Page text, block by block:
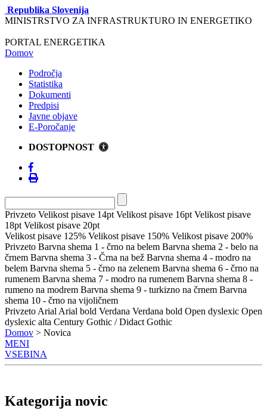
Republika Slovenija
MINISTRSTVO ZA INFRASTRUKTURO IN ENERGETIKO
PORTAL ENERGETIKA
Domov
Področja
Statistika
Dokumenti
Predpisi
Javne objave
E-Poročanje
DOSTOPNOST
Privzeto Velikost pisave 14pt Velikost pisave 16pt Velikost pisave
18pt Velikost pisave 20pt
Velikost pisave 125% Velikost pisave 150% Velikost pisave 200%
Privzeto Barvna shema 1 - črno na belem Barvna shema 2 - belo na
črnem Barvna shema 3 - Črna na bež Barvna shema 4 - modro na
belem Barvna shema 5 - črno na zelenem Barvna shema 6 - črno na
rumenem Barvna shema 7 - modro na rumenem Barvna shema 8 -
rumeno na modrem Barvna shema 9 - turkizno na črnem Barvna
shema 10 - črno na vijoličnem
Privzeto Arial Arial bold Verdana Verdana bold Open dyslexic Open
dyslexic alta Century Gothic / Didact Gothic
Domov > Novica
MENI
VSEBINA
Kategorija novic